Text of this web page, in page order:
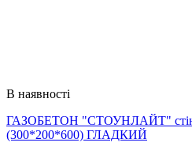
В наявності
ГАЗОБЕТОН "СТОУНЛАЙТ"
(300*200*600) ГЛАДКИЙ